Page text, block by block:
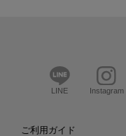
LINE Instagram
ご利用ガイド